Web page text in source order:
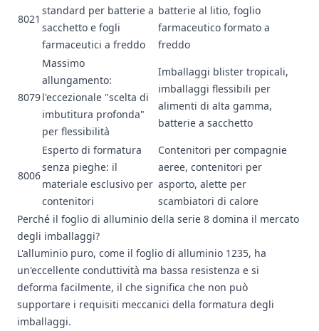
8021
standard per batterie a
sacchetto e fogli
farmaceutici a freddo
batterie al litio, foglio
farmaceutico formato a
freddo
8079
Massimo
allungamento:
l'eccezionale "scelta di
imbutitura profonda"
per flessibilità
Imballaggi blister tropicali,
imballaggi flessibili per
alimenti di alta gamma,
batterie a sacchetto
8006
Esperto di formatura
senza pieghe: il
materiale esclusivo per
contenitori
Contenitori per compagnie
aeree, contenitori per
asporto, alette per
scambiatori di calore
Perché il foglio di alluminio della serie 8 domina il mercato
degli imballaggi?
L'alluminio puro, come il foglio di alluminio 1235, ha
un'eccellente conduttività ma bassa resistenza e si
deforma facilmente, il che significa che non può
supportare i requisiti meccanici della formatura degli
imballaggi.